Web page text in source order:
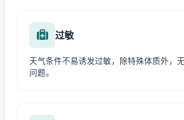
过敏
天气条件不易诱发过敏，除特殊体质外，
问题。